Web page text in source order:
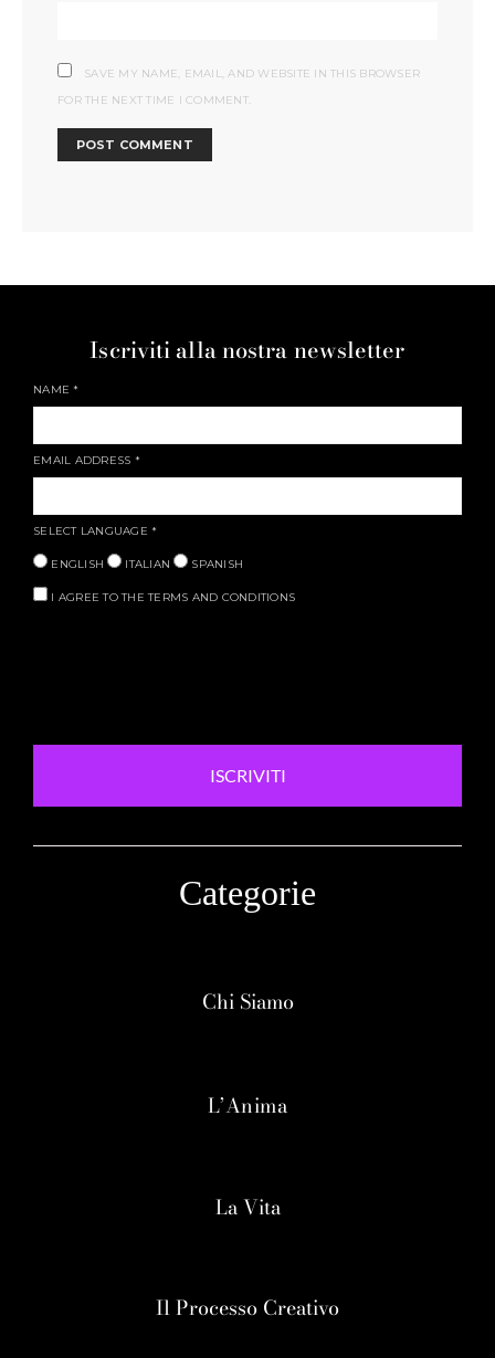
SAVE MY NAME, EMAIL, AND WEBSITE IN THIS BROWSER
FOR THE NEXT TIME I COMMENT.
Iscriviti alla nostra newsletter
NAME*
EMAIL ADDRESS *
SELECT LANGUAGE *
ENGLISH ITALIAN SPANISH
I AGREE TO THE TERMS AND CONDITIONS
ISCRIVITI
Categorie
Chi Siamo
L’Anima
La Vita
Il Processo Creativo